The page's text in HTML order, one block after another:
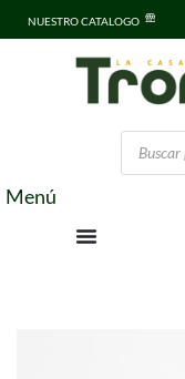
NUESTRO CATALOGO
Menú